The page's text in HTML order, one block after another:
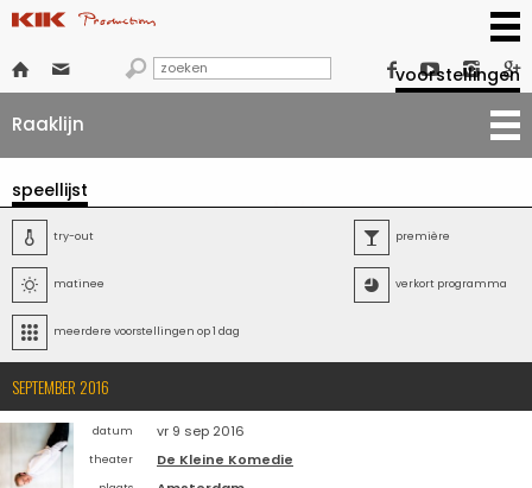
      
voorstellingen
Raaklijn
speellijst
 try-out  première
 matinee  verkort programma
 meerdere voorstellingen op 1 dag
SEPTEMBER 2016
datum vr 9 sep 2016
theater De Kleine Komedie